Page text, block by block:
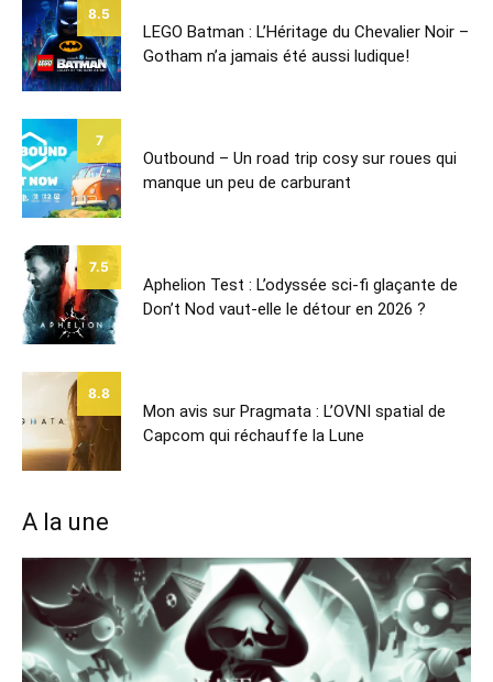
8.5
LEGO Batman : L’Héritage du Chevalier Noir –
Gotham n’a jamais été aussi ludique!
7
Outbound – Un road trip cosy sur roues qui
manque un peu de carburant
7.5
Aphelion Test : L’odyssée sci-fi glaçante de
Don’t Nod vaut-elle le détour en 2026 ?
8.8
Mon avis sur Pragmata : L’OVNI spatial de
Capcom qui réchauffe la Lune
A la une